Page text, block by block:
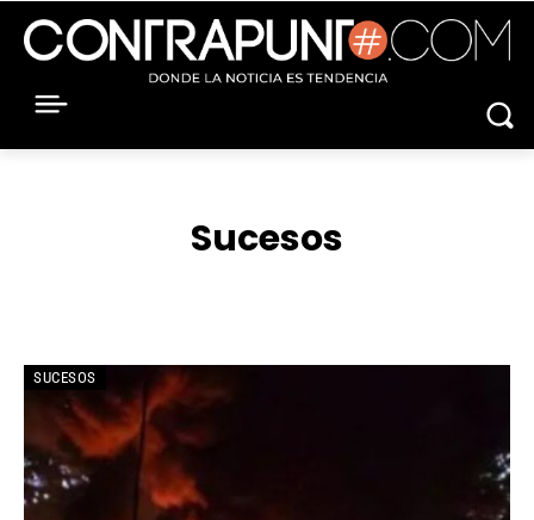
Sucesos
SUCESOS